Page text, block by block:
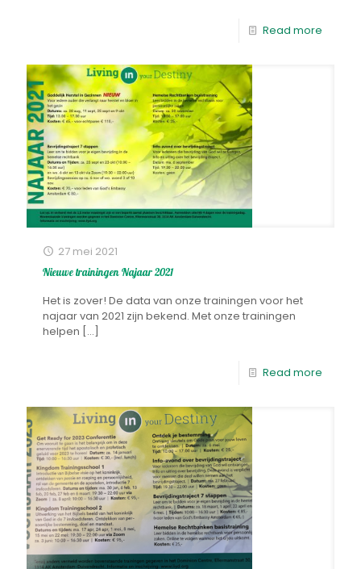
Read more
27 mei 2021
Nieuwe trainingen Najaar 2021
Het is zover! De data van onze trainingen voor het
najaar van 2021 zijn bekend. Met onze trainingen
helpen […]
Read more